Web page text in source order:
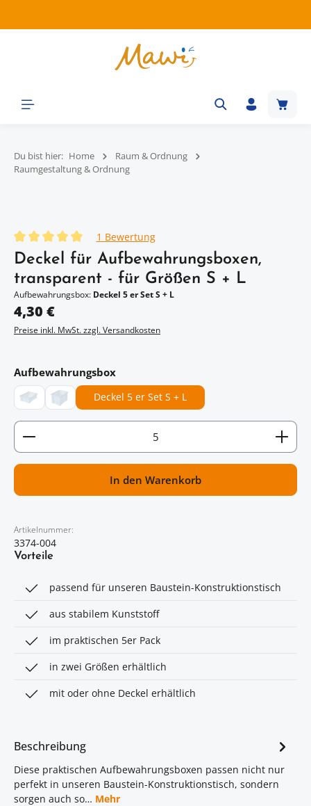
Du bist hier: Home
Raum & Ordnung
Raumgestaltung & Ordnung
Durchschnittliche Bewertung von 5 von 5 Sternen
1 Bewertung
Deckel für Aufbewahrungsboxen,
transparent - für Größen S + L
Aufbewahrungsbox: Deckel 5 er Set S + L
Regulärer Preis:
4,30 €
Preise inkl. MwSt. zzgl. Versandkosten
Aufbewahrungsboxauswählen
Größe S - ohne Deckel
Größe L - ohne Deckel
Deckel 5 er Set S + L
Artikel Anzahl: Gib den gewünschten Wert ein
In den Warenkorb
Artikelnummer:
3374-004
Vorteile
passend für unseren Baustein-Konstruktionstisch
aus stabilem Kunststoff
im praktischen 5er Pack
in zwei Größen erhältlich
mit oder ohne Deckel erhältlich
Beschreibung
Diese praktischen Aufbewahrungsboxen passen nicht nur
perfekt in unseren Baustein-Konstruktionstisch, sondern
sorgen auch so… Mehr